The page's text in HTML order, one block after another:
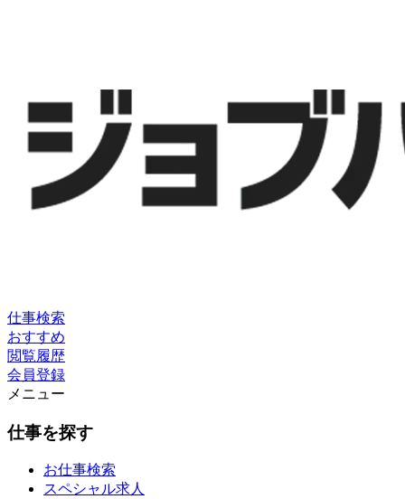
仕事検索
おすすめ
閲覧履歴
会員登録
メニュー
仕事を探す
お仕事検索
スペシャル求人